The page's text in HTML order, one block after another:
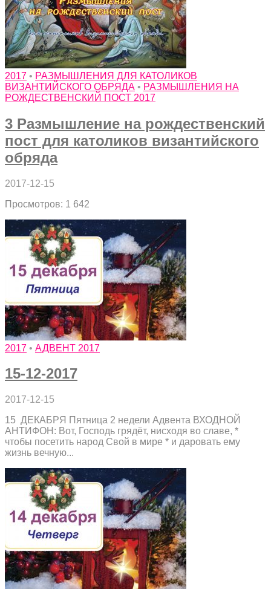
2017 • РАЗМЫШЛЕНИЯ ДЛЯ КАТОЛИКОВ
ВИЗАНТИЙСКОГО ОБРЯДА • РАЗМЫШЛЕНИЯ НА
РОЖДЕСТВЕНСКИЙ ПОСТ 2017
3 Размышление на рождественский
пост для католиков византийского
обряда
2017-12-15
Просмотров: 1 642
2017 • АДВЕНТ 2017
15-12-2017
2017-12-15
15 ДЕКАБРЯ Пятница 2 недели Адвента ВХОДНОЙ
АНТИФОН: Вот, Господь грядёт, нисходя во славе, *
чтобы посетить народ Свой в мире * и даровать ему
жизнь вечную...